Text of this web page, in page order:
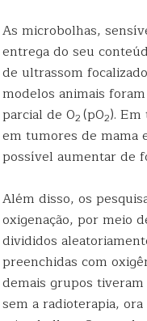
As microbolhas,
entrega do seu
de ultrassom
modelos animais
parcial de 02 (p02).
em tumores de mama
possível aumentar de
Além disso, os
oxigenação, por meio
divididos
preenchidas com
demais grupos
sem a radioterapia,